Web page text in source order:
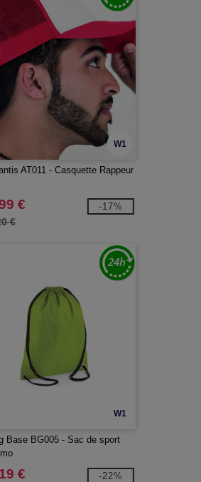
W1
AT011 - Casquette Rappeur
€
€
-17%
W1
Base BG005 - Sac de sport
€ -22%